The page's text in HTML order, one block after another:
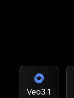
Veo3.1